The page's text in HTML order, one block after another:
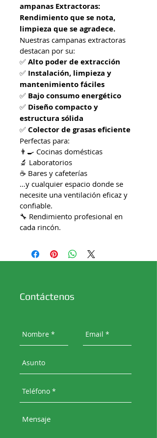
ampanas Extractoras:
Rendimiento que se nota,
limpieza que se agradece.
Nuestras campanas extractoras
destacan por su:
✅ Alto poder de extracción
✅ Instalación, limpieza y
mantenimiento fáciles
✅ Bajo consumo energético
✅ Diseño compacto y
estructura sólida
✅ Colector de grasas eficiente
Perfectas para:
👨‍🍳 Cocinas domésticas
🔬 Laboratorios
☕ Bares y cafeterías
…y cualquier espacio donde se
necesite una ventilación eficaz y
confiable.
🔧 Rendimiento profesional en
cada rincón.
Contáctenos